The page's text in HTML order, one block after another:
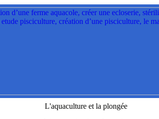
L'aquaculture et la plongée